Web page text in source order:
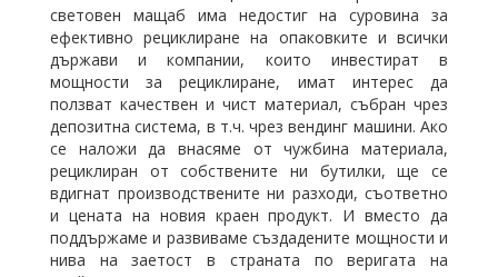
световен мащаб има недостиг на суровина за
ефективно рециклиране на опаковките и всички
държави и компании, които инвестират в
мощности за рециклиране, имат интерес да
ползват качествен и чист материал, събран чрез
депозитна система, в т.ч. чрез вендинг машини. Ако
се наложи да внасяме от чужбина материала,
рециклиран от собствените ни бутилки, ще се
вдигнат производствените ни разходи, съответно
и цената на новия краен продукт. И вместо да
поддържаме и развиваме създадените мощности и
нива на заетост в страната по веригата на